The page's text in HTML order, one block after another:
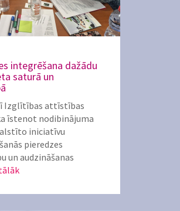
integrēšana dažādu
saturā un
Izglītības attīstības
īstenot nodibinājuma
iniciatīvu
pieredzes
un audzināšanas